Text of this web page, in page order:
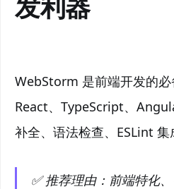
WebStorm 是前端开发的必
React、TypeScript、
补全、语法检查、ESLint 集
✅ 推荐理由：前端特化